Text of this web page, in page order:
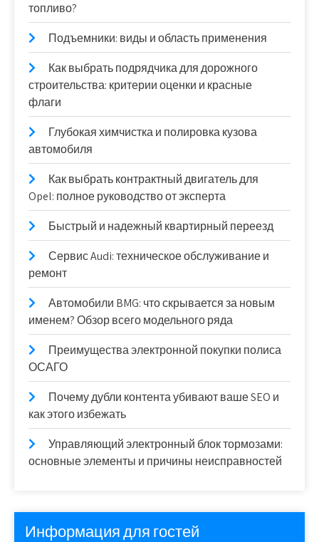
топливо?
Подъемники: виды и область применения
Как выбрать подрядчика для дорожного
строительства: критерии оценки и красные
флаги
Глубокая химчистка и полировка кузова
автомобиля
Как выбрать контрактный двигатель для
Opel: полное руководство от эксперта
Быстрый и надежный квартирный переезд
Сервис Audi: техническое обслуживание и
ремонт
Автомобили BMG: что скрывается за новым
именем? Обзор всего модельного ряда
Преимущества электронной покупки полиса
ОСАГО
Почему дубли контента убивают ваше SEO и
как этого избежать
Управляющий электронный блок тормозами:
основные элементы и причины неисправностей
Информация для гостей